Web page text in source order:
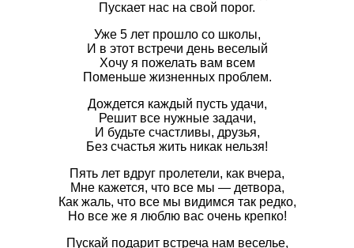
Пускает нас на свой порог.
Уже 5 лет прошло со школы,
И в этот встречи день веселый
Хочу я пожелать вам всем
Поменьше жизненных проблем.
Дождется каждый пусть удачи,
Решит все нужные задачи,
И будьте счастливы, друзья,
Без счастья жить никак нельзя!
Пять лет вдруг пролетели, как вчера,
Мне кажется, что все мы — детвора,
Как жаль, что все мы видимся так редко,
Но все же я люблю вас очень крепко!
Пускай подарит встреча нам веселье,